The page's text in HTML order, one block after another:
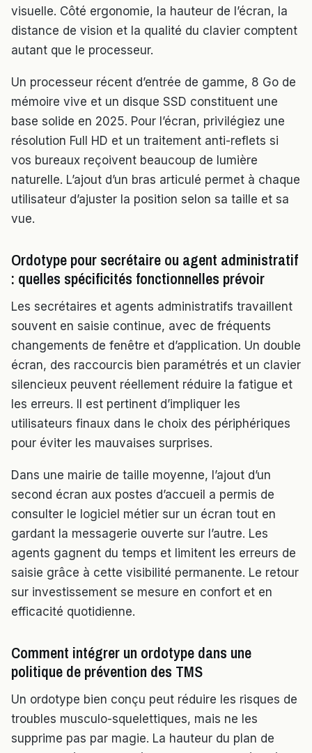
visuelle. Côté ergonomie, la hauteur de l’écran, la
distance de vision et la qualité du clavier comptent
autant que le processeur.
Un processeur récent d’entrée de gamme, 8 Go de
mémoire vive et un disque SSD constituent une
base solide en 2025. Pour l’écran, privilégiez une
résolution Full HD et un traitement anti-reflets si
vos bureaux reçoivent beaucoup de lumière
naturelle. L’ajout d’un bras articulé permet à chaque
utilisateur d’ajuster la position selon sa taille et sa
vue.
Ordotype pour secrétaire ou agent administratif
: quelles spécificités fonctionnelles prévoir
Les secrétaires et agents administratifs travaillent
souvent en saisie continue, avec de fréquents
changements de fenêtre et d’application. Un double
écran, des raccourcis bien paramétrés et un clavier
silencieux peuvent réellement réduire la fatigue et
les erreurs. Il est pertinent d’impliquer les
utilisateurs finaux dans le choix des périphériques
pour éviter les mauvaises surprises.
Dans une mairie de taille moyenne, l’ajout d’un
second écran aux postes d’accueil a permis de
consulter le logiciel métier sur un écran tout en
gardant la messagerie ouverte sur l’autre. Les
agents gagnent du temps et limitent les erreurs de
saisie grâce à cette visibilité permanente. Le retour
sur investissement se mesure en confort et en
efficacité quotidienne.
Comment intégrer un ordotype dans une
politique de prévention des TMS
Un ordotype bien conçu peut réduire les risques de
troubles musculo-squelettiques, mais ne les
supprime pas par magie. La hauteur du plan de